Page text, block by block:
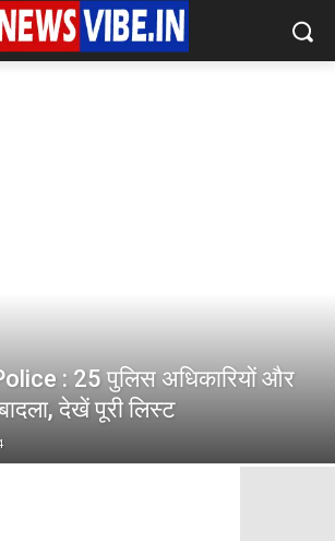
: 25 पुलिस अधिकारियों और
देखें पूरी लिस्ट